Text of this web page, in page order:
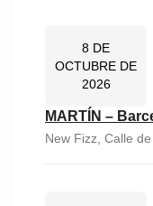
8 DE
OCTUBRE DE
2026
MARTÍN –
New Fizz, Calle